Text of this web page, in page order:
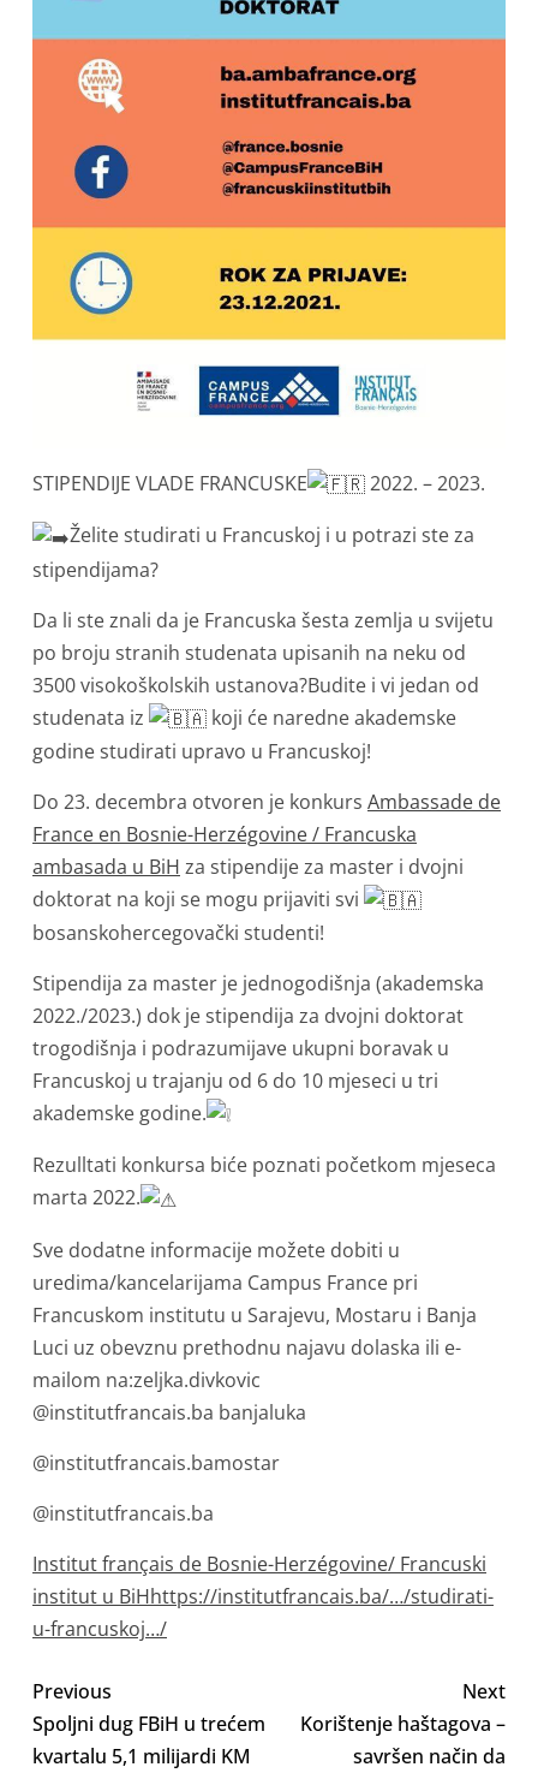
STIPENDIJE VLADE FRANCUSKE
2022. – 2023.
Želite studirati u Francuskoj i u potrazi ste za
stipendijama?
Da li ste znali da je Francuska šesta zemlja u svijetu
po broju stranih studenata upisanih na neku od
3500 visokoškolskih ustanova?Budite i vi jedan od
studenata iz
koji će naredne akademske
godine studirati upravo u Francuskoj!
Do 23. decembra otvoren je konkurs Ambassade de
France en Bosnie-Herzégovine / Francuska
ambasada u BiH za stipendije za master i dvojni
doktorat na koji se mogu prijaviti svi
bosanskohercegovački studenti!
Stipendija za master je jednogodišnja (akademska
2022./2023.) dok je stipendija za dvojni doktorat
trogodišnja i podrazumijave ukupni boravak u
Francuskoj u trajanju od 6 do 10 mjeseci u tri
akademske godine.
Rezulltati konkursa biće poznati početkom mjeseca
marta 2022.
Sve dodatne informacije možete dobiti u
uredima/kancelarijama Campus France pri
Francuskom institutu u Sarajevu, Mostaru i Banja
Luci uz obevznu prethodnu najavu dolaska ili e-
mailom na:zeljka.divkovic
@institutfrancais.ba banjaluka
@institutfrancais.bamostar
@institutfrancais.ba
Institut français de Bosnie-Herzégovine/ Francuski
institut u BiHhttps://institutfrancais.ba/…/studirati-
u-francuskoj…/
Previous
Spoljni dug FBiH u trećem
kvartalu 5,1 milijardi KM
Next
Korištenje haštagova –
savršen način da